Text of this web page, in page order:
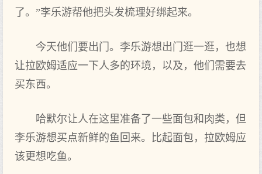
了。”李乐游帮他把头发梳理好绑起‌来。
今天他们要出门。李乐游想出门‌逛一逛，也想
让拉欧姆适应一下人多的环境，以及，他们‌需要‌去
买东西。
哈默尔让人在这里准备了一些面包和肉类，但
李乐游想买点‌新鲜的鱼回来。比起‌面包，拉欧姆应
该更想吃鱼。